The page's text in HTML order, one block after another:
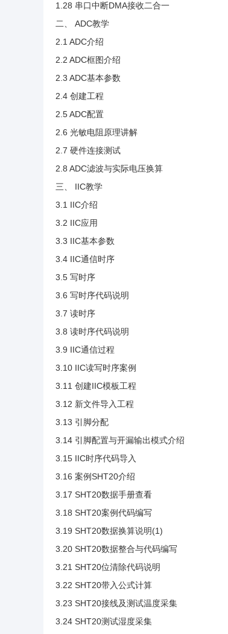
1.28 串口中断DMA接收二合一
二、 ADC教学
2.1 ADC介绍
2.2 ADC框图介绍
2.3 ADC基本参数
2.4 创建工程
2.5 ADC配置
2.6 光敏电阻原理讲解
2.7 硬件连接测试
2.8 ADC滤波与实际电压换算
三、 IIC教学
3.1 IIC介绍
3.2 IIC应用
3.3 IIC基本参数
3.4 IIC通信时序
3.5 写时序
3.6 写时序代码说明
3.7 读时序
3.8 读时序代码说明
3.9 IIC通信过程
3.10 IIC读写时序案例
3.11 创建IIC模板工程
3.12 新文件导入工程
3.13 引脚分配
3.14 引脚配置与开漏输出模式介绍
3.15 IIC时序代码导入
3.16 案例SHT20介绍
3.17 SHT20数据手册查看
3.18 SHT20案例代码编写
3.19 SHT20数据换算说明(1)
3.20 SHT20数据整合与代码编写
3.21 SHT20位清除代码说明
3.22 SHT20带入公式计算
3.23 SHT20接线及测试温度采集
3.24 SHT20测试湿度采集